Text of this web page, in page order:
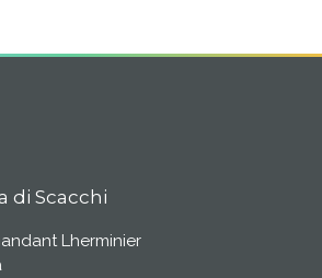
di Scacchi
Lherminier